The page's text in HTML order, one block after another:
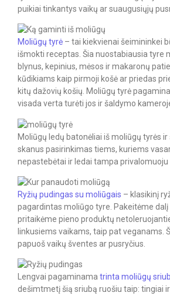
puikiai tinkantys vaikų ar suaugusiųjų
Moliūgų tyrė – tai kiekvienai šeimininkei
išmokti receptas. Šia nuostabiausia tyre
blynus, kepinius, mėsos ir makaronų
kūdikiams kaip pirmoji košė ar priedas
kitų dažovių košių. Moliūgų tyrė
visada verta turėti jos ir šaldymo
Moliūgų ledų batonėliai iš moliūgų tyrės
skanus pasirinkimas tiems, kuriems
nepastebėtai ir ledai tampa privalomuoju
Ryžių pudingas su moliūgais – klasikinį
pagardintas moliūgo tyre. Pakeitėme
pritaikėme pieno produktų
linkusiems vaikams, taip pat veganams.
papuoš vaikų šventes ar pusryčius.
Lengvai pagaminama trinta moliūgų
dešimtmetį šią sriubą ruošiu taip: tingiai ir